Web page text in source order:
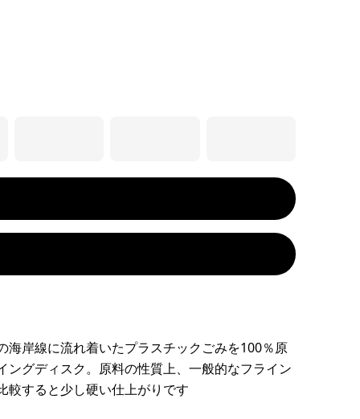
海岸線に流れ着いたプラスチックごみを100％原
ングディスク。原料の性質上、一般的なフライン
較すると少し硬い仕上がりです